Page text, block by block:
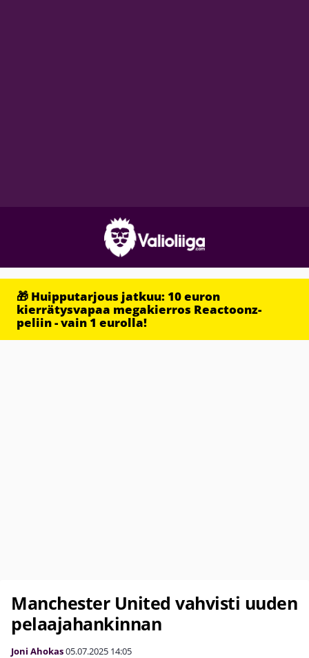
🎁 Huipputarjous jatkuu: 10 euron
kierrätysvapaa megakierros Reactoonz-
peliin - vain 1 eurolla!
Manchester United vahvisti uuden
pelaajahankinnan
Joni Ahokas05.07.2025 14:05